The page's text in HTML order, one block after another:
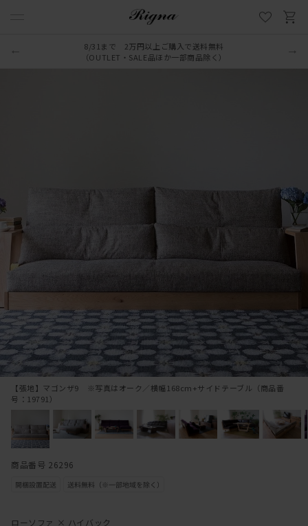
8/31まで 2万円以上ご購入で送料無料
（OUTLET・SALE品ほか一部商品除く）
ローソファ × ハイバック
【張地】マゴンザ9 ※写真はオーク／横幅168cm+サイドテーブル（商品番
号：19791）
商品番号 26296